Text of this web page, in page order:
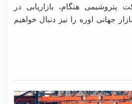
از فاز ۲ شرکت پتروشیمی هنگام، بازاریابی در
جهانی اوره را نیز دنبال خواهیم